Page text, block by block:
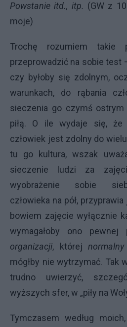
Powstanie itd., itp. (GW z
moje)
Trochę rozumiem takie
przeprowadzić na sobie test
czy byłoby się zdolnym,
warunkach, do rąbania
sieczenia go czymś
piłą. O ile wydaje się, że
człowiek jest zdolny do
tu go kultura, wszak
sieczenie ludzi za
wyobrażenie sobie
człowieka na pół,
bowiem zajęcie wyłącznie
wymagałoby ono pewnej
organizacji, której
mógłby nie wytrzymać. Tak
trudno uwierzyć,
wyższych sfer, w „piły na
Tymczasem według